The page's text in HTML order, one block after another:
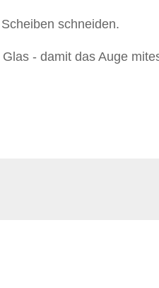
schneiden.
- damit das Auge